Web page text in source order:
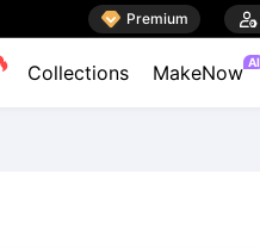
 Premium 
Collections MakeNow AI